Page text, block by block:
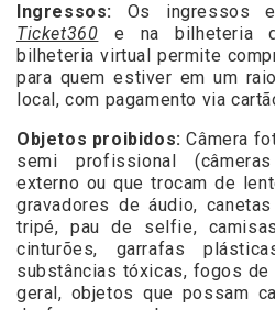
Ingressos: Os ingressos
Ticket360 e na bilheteria
bilheteria virtual permite
para quem estiver em um
local, com pagamento via
Objetos proibidos:Câmera
semi profissional
externo ou que trocam de
gravadores de áudio,
tripé, pau de selfie,
cinturões, garrafas
substâncias tóxicas, fogos
geral, objetos que possam